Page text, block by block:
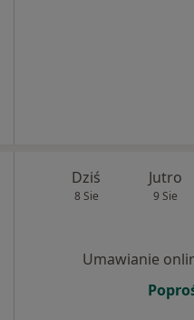
Dziś
8 Sie
Jutro
9 Sie
Umawianie